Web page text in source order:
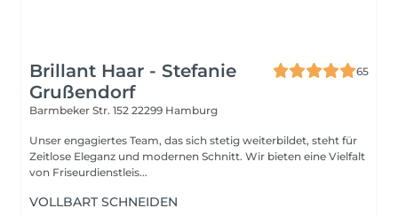
Brillant Haar - Stefanie
Grußendorf
65
Barmbeker Str. 152 22299 Hamburg
Unser engagiertes Team, das sich stetig weiterbildet, steht für
Zeitlose Eleganz und modernen Schnitt. Wir bieten eine Vielfalt
von Friseurdienstleis...
VOLLBART SCHNEIDEN